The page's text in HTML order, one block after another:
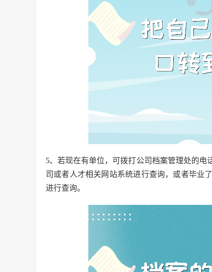
5、若现在有单位，可拨打公司档案管理处的
司或者人才相关网站系统进行查询，或者毕业
进行查询。